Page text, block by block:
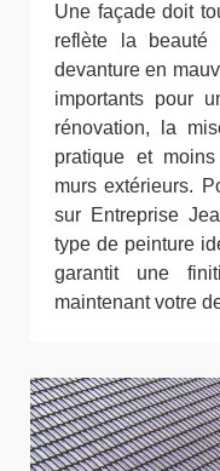
Une façade doit
reflète la
devanture en
importants pour
rénovation, la
pratique et
murs extérieurs.
sur Entreprise
type de peinture
garantit une
maintenant votre